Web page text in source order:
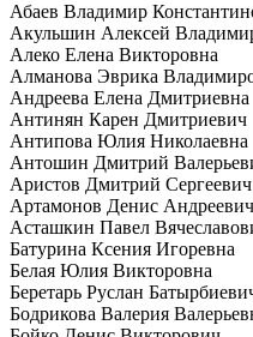
Абаев Владимир
Акульшин Алексей
Алеко Елена Викторовна
Алманова Эврика
Андреева Елена Дмитриевна
Антинян Карен Дмитриевич
Антипова Юлия Николаевна
Антошин Дмитрий
Аристов Дмитрий Сергеевич
Артамонов Денис Андреевич
Асташкин Павел
Батурина Ксения Игоревна
Белая Юлия Викторовна
Беретарь Руслан
Бодрикова Валерия